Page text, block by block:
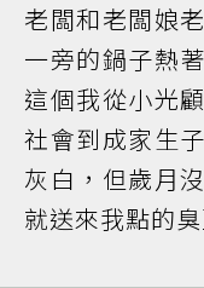
老闆和老闆娘
一旁的鍋子熱
這個我從小光
社會到成家生
灰白，但歲月
就送來我點的